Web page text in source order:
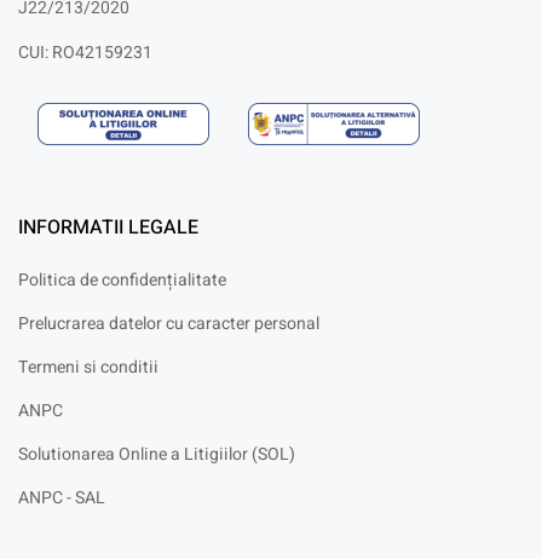
J22/213/2020
CUI: RO42159231
INFORMATII LEGALE
Politica de confidențialitate
Prelucrarea datelor cu caracter personal
Termeni si conditii
ANPC
Solutionarea Online a Litigiilor (SOL)
ANPC - SAL